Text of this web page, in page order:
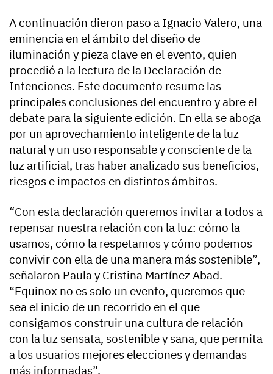
A continuación dieron paso a Ignacio Valero, una
eminencia en el ámbito del diseño de
iluminación y pieza clave en el evento, quien
procedió a la lectura de la Declaración de
Intenciones. Este documento resume las
principales conclusiones del encuentro y abre el
debate para la siguiente edición. En ella se aboga
por un aprovechamiento inteligente de la luz
natural y un uso responsable y consciente de la
luz artificial, tras haber analizado sus beneficios,
riesgos e impactos en distintos ámbitos.
“Con esta declaración queremos invitar a todos a
repensar nuestra relación con la luz: cómo la
usamos, cómo la respetamos y cómo podemos
convivir con ella de una manera más sostenible”,
señalaron Paula y Cristina Martínez Abad.
“Equinox no es solo un evento, queremos que
sea el inicio de un recorrido en el que
consigamos construir una cultura de relación
con la luz sensata, sostenible y sana, que permita
a los usuarios mejores elecciones y demandas
más informadas”.